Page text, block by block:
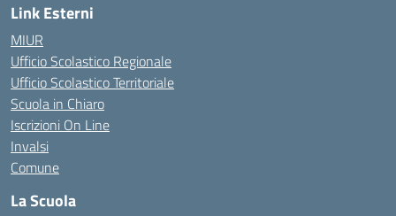
Link Esterni
MIUR
Ufficio Scolastico Regionale
Ufficio Scolastico Territoriale
Scuola in Chiaro
Iscrizioni On Line
Invalsi
Comune
La Scuola